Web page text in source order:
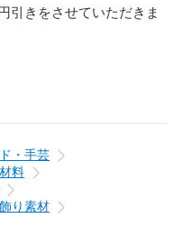
引きをさせていただきま
・手芸
料
り素材